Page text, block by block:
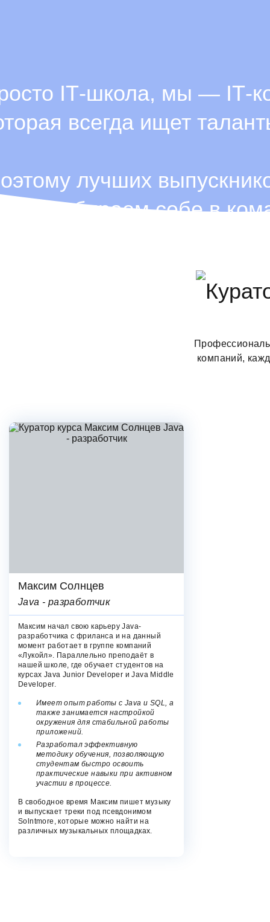
ІТ-школа, мы — ІТ-
всегда ищет
лучших
забираем себе в
компаний,
Максим Солнцев
Java - разработчик
Максим начал свою карьеру Java-
разработчика с фриланса и на данный
момент работает в группе компаний
«Лукойл». Параллельно преподаёт в
нашей школе, где обучает студентов на
курсах Java Junior Developer и Java Middle
Developer.
Имеет опыт работы с Java и SQL, а
также занимается настройкой
окружения для стабильной работы
приложений.
Разработал эффективную
методику обучения, позволяющую
студентам быстро освоить
практические навыки при активном
участии в процессе.
В свободное время Максим пишет музыку
и выпускает треки под псевдонимом
Solntmore, которые можно найти на
различных музыкальных площадках.